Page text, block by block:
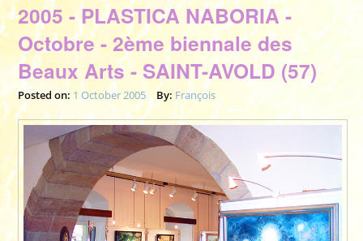
2005 - PLASTICA NABORIA -
Octobre - 2ème biennale des
Beaux Arts - SAINT-AVOLD (57)
Posted on: 1 October 2005 By: François